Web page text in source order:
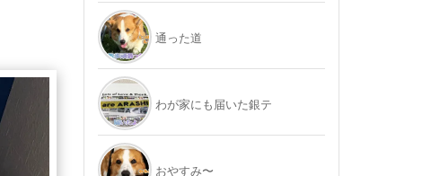
通った道
わが家にも届いた銀テ
おやすみ〜